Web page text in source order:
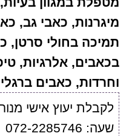
מיגרנות, כאבי גב,
תמיכה בחולי סרטן,
בכאבים, אלרגיות,
וחרדות, כאבים
לקבלת יעוץ אישי
שעה: 072-2285746